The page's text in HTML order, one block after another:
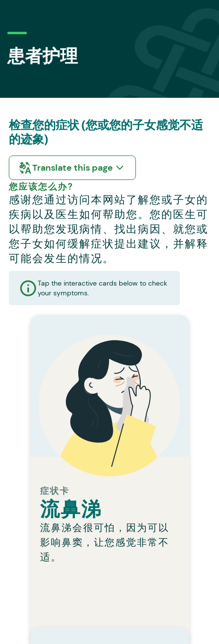
患者护理
检查您的症状 (您或您的子女感觉不适
的迹象)
Translate this page
您应该怎么办?
感谢您通过访问本网站了解您或子女的
疾病以及医生如何帮助您。您的医生可
以帮助您发现病情、找出病因、就您或
您子女如何缓解症状提出建议，并解释
可能会发生的情况。
Tap the interactive cards below to check
your symptoms.
症状卡
流鼻涕
流鼻涕会很可怕，因为可以
影响鼻窦，让您感觉非常不
适。
流鼻涕
什么原因导致流鼻涕?
流鼻涕几乎都是由病毒引
起的。抗生素对病毒无
效。
您能做什么?
您的医生会找到最佳治